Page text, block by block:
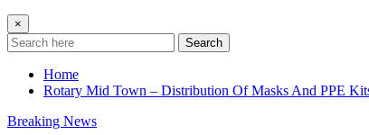
×
Search
Home
Rotary Mid Town – Distribution Of Masks And PPE
Breaking News